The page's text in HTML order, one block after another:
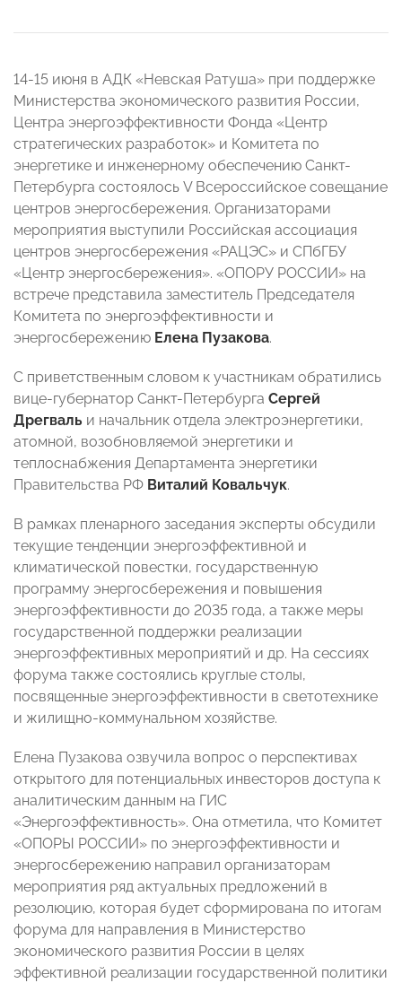
14-15 июня в АДК «Невская Ратуша» при поддержке
Министерства экономического развития России,
Центра энергоэффективности Фонда «Центр
стратегических разработок» и Комитета по
энергетике и инженерному обеспечению Санкт-
Петербурга состоялось V Всероссийское совещание
центров энергосбережения. Организаторами
мероприятия выступили Российская ассоциация
центров энергосбережения «РАЦЭС» и СПбГБУ
«Центр энергосбережения». «ОПОРУ РОССИИ» на
встрече представила заместитель Председателя
Комитета по энергоэффективности и
энергосбережению Елена Пузакова.
С приветственным словом к участникам обратились
вице-губернатор Санкт-Петербурга Сергей
Дрегваль и начальник отдела электроэнергетики,
атомной, возобновляемой энергетики и
теплоснабжения Департамента энергетики
Правительства РФ Виталий Ковальчук.
В рамках пленарного заседания эксперты обсудили
текущие тенденции энергоэффективной и
климатической повестки, государственную
программу энергосбережения и повышения
энергоэффективности до 2035 года, а также меры
государственной поддержки реализации
энергоэффективных мероприятий и др. На сессиях
форума также состоялись круглые столы,
посвященные энергоэффективности в светотехнике
и жилищно-коммунальном хозяйстве.
Елена Пузакова озвучила вопрос о перспективах
открытого для потенциальных инвесторов доступа к
аналитическим данным на ГИС
«Энергоэффективность». Она отметила, что Комитет
«ОПОРЫ РОССИИ» по энергоэффективности и
энергосбережению направил организаторам
мероприятия ряд актуальных предложений в
резолюцию, которая будет сформирована по итогам
форума для направления в Министерство
экономического развития России в целях
эффективной реализации государственной политики